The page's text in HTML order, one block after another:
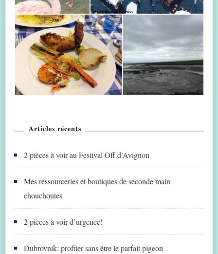
Articles récents
2 pièces à voir au Festival Off d’Avignon
Mes ressourceries et boutiques de seconde main
chouchoutes
2 pièces à voir d’urgence!
Dubrovnik: profiter sans être le parfait pigeon